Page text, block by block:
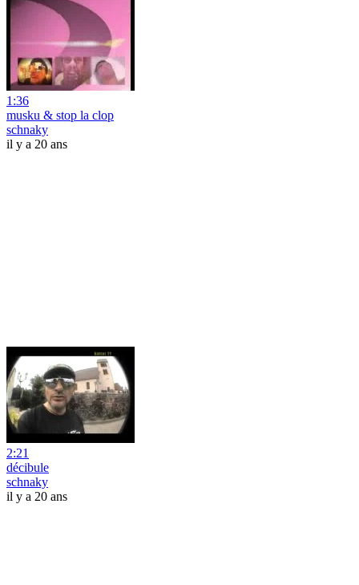
1:36
musku & stop la clop
schnaky
il y a 20 ans
2:21
décibule
schnaky
il y a 20 ans